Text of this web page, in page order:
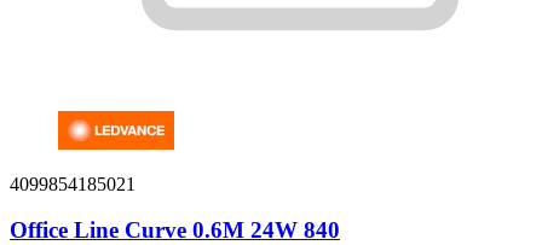
4099854185021
Office Line Curve 0.6M 24W 840